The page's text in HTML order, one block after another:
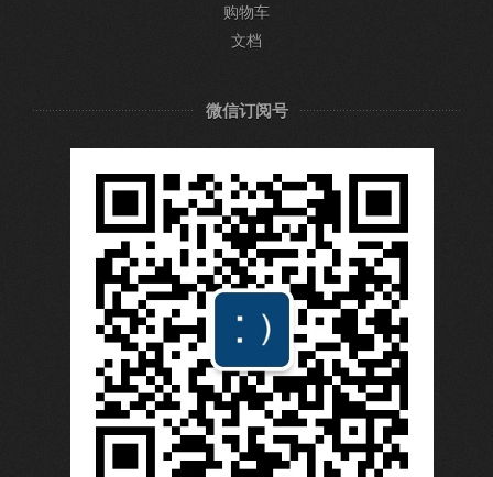
购物车
文档
微信订阅号